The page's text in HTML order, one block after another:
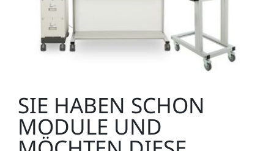
SIE HABEN SCHON
MODULE UND